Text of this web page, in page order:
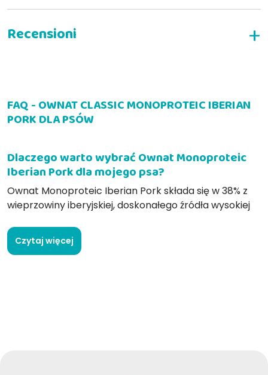
FAQ - OWNAT CLASSIC MONOPROTEIC IBERIAN
PORK DLA PSÓW
Dlaczego warto wybrać Ownat Monoproteic
Iberian Pork dla mojego psa?
Ownat Monoproteic Iberian Pork składa się w 38% z
wieprzowiny iberyjskiej, doskonałego źródła wysokiej
zbilansowaną dietę. Idealna dla psów z
nadwrażliwością pokarmową, dzięki jednobiałkowej
Czytaj więcej